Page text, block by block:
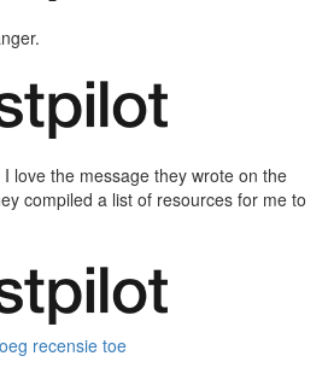
love the message they wrote on the
compiled a list of resources for me to
recensie toe